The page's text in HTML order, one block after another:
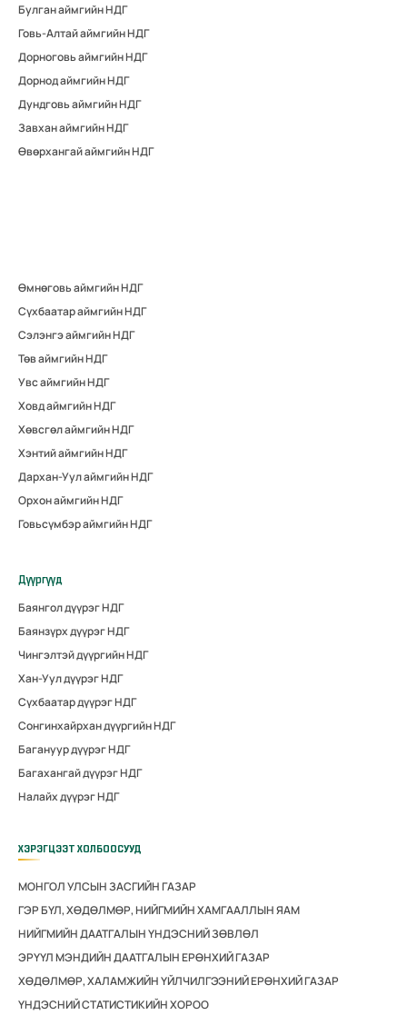
Булган аймгийн НДГ
Говь-Алтай аймгийн НДГ
Дорноговь аймгийн НДГ
Дорнод аймгийн НДГ
Дундговь аймгийн НДГ
Завхан аймгийн НДГ
Өвөрхангай аймгийн НДГ
Өмнөговь аймгийн НДГ
Сүхбаатар аймгийн НДГ
Сэлэнгэ аймгийн НДГ
Төв аймгийн НДГ
Увс аймгийн НДГ
Ховд аймгийн НДГ
Хөвсгөл аймгийн НДГ
Хэнтий аймгийн НДГ
Дархан-Уул аймгийн НДГ
Орхон аймгийн НДГ
Говьсүмбэр аймгийн НДГ
Дүүргүүд
Баянгол дүүрэг НДГ
Баянзүрх дүүрэг НДГ
Чингэлтэй дүүргийн НДГ
Хан-Уул дүүрэг НДГ
Сүхбаатар дүүрэг НДГ
Сонгинхайрхан дүүргийн НДГ
Багануур дүүрэг НДГ
Багахангай дүүрэг НДГ
Налайх дүүрэг НДГ
ХЭРЭГЦЭЭТ ХОЛБООСУУД
МОНГОЛ УЛСЫН ЗАСГИЙН ГАЗАР
ГЭР БҮЛ, ХӨДӨЛМӨР, НИЙГМИЙН ХАМГААЛЛЫН ЯАМ
НИЙГМИЙН ДААТГАЛЫН ҮНДЭСНИЙ ЗӨВЛӨЛ
ЭРҮҮЛ МЭНДИЙН ДААТГАЛЫН ЕРӨНХИЙ ГАЗАР
ХӨДӨЛМӨР, ХАЛАМЖИЙН ҮЙЛЧИЛГЭЭНИЙ ЕРӨНХИЙ ГАЗАР
ҮНДЭСНИЙ СТАТИСТИКИЙН ХОРОО